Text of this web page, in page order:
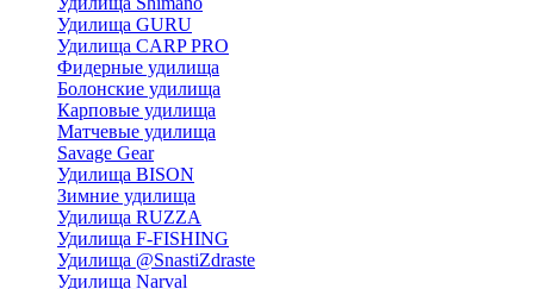
Удилища GURU
Удилища CARP PRO
Фидерные удилища
Болонские удилища
Карповые удилища
Матчевые удилища
Savage Gear
Удилища BISON
Зимние удилища
Удилища RUZZA
Удилища F-FISHING
Удилища @SnastiZdraste
Удилища Narval